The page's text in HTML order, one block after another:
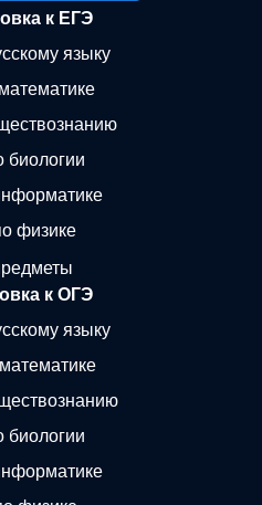
к ЕГЭ
языку
биологии
физике
к ОГЭ
языку